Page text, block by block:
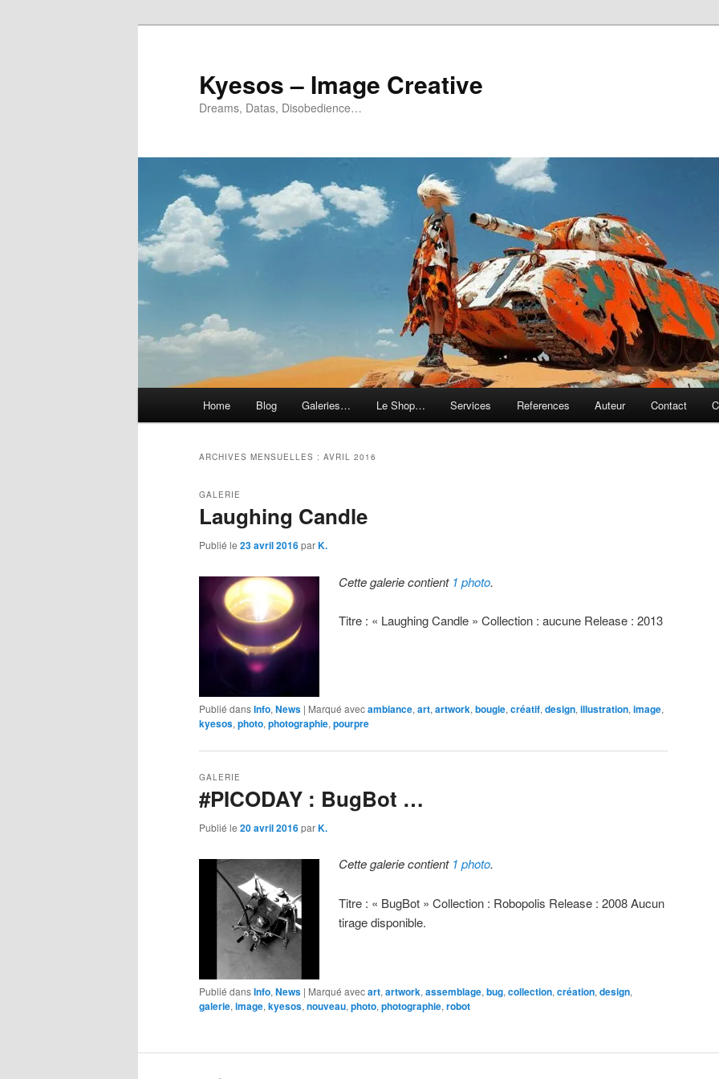
Kyesos – Image Creative
Dreams, Datas, Disobedience…
Home Blog Galeries… Le Shop… Services References Auteur Contact
ARCHIVES MENSUELLES : AVRIL 2016
Laughing Candle
GALERIE
Publié le 23 avril 2016parK.
Cette galerie contient 1 photo.
Titre : « Laughing Candle » Collection : aucune Release : 2013
Publié dansInfo, News | Marqué avecambiance, art, artwork, bougie, créatif, design, illustration, image,
kyesos, photo, photographie, pourpre
#PICODAY : BugBot …
GALERIE
Publié le 20 avril 2016parK.
Cette galerie contient 1 photo.
Titre : « BugBot » Collection : Robopolis Release : 2008 Aucun
tirage disponible.
Publié dansInfo, News | Marqué avecart, artwork, assemblage, bug, collection, création, design,
galerie, image, kyesos, nouveau, photo, photographie, robot